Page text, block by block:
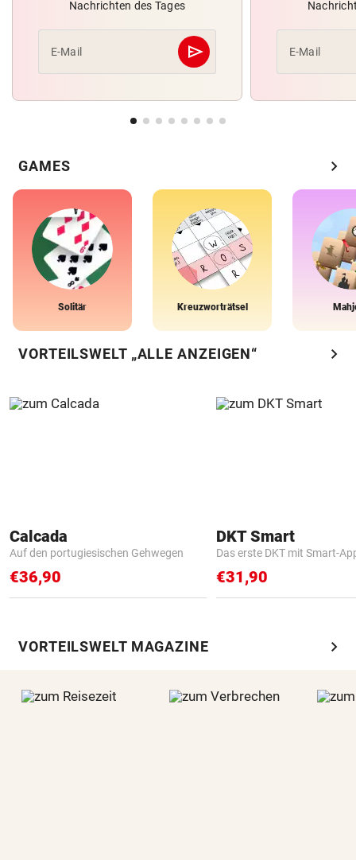
Nachrichten des Tages
E-Mail send
Abschicken E-Mail
GAMES chevron_right
Solitär Kreuzworträtsel
VORTEILSWELT „ALLE ANZEIGEN“ chevron_right
Calcada
Auf den portugiesischen Gehwegen
€36,90
DKT Smart
Das erste DKT mit Smart-
€31,90
VORTEILSWELT MAGAZINE chevron_right